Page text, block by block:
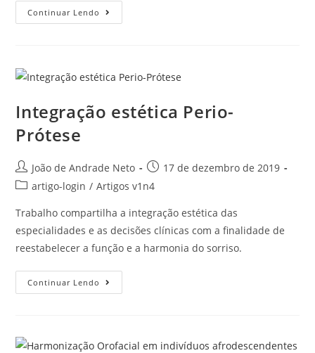
Continuar Lendo
Integração estética Perio-
Prótese
João de Andrade Neto
17 de dezembro de 2019
artigo-login / Artigos v1n4
Trabalho compartilha a integração estética das
especialidades e as decisões clínicas com a finalidade de
reestabelecer a função e a harmonia do sorriso.
Continuar Lendo